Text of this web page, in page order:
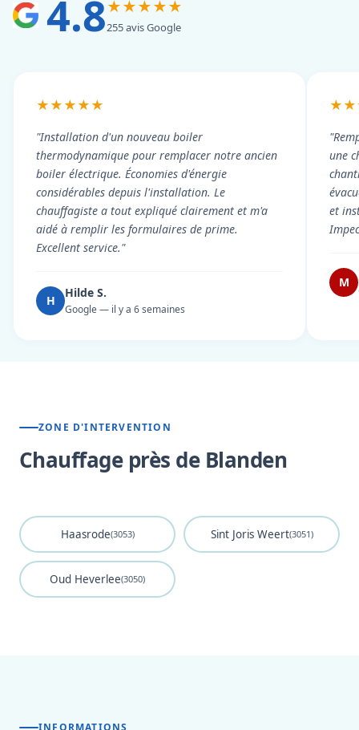
4.8★★★★★
255 avis Google
★★★★★
"Installation d'un nouveau boiler
thermodynamique pour remplacer notre ancien
boiler électrique. Économies d'énergie
considérables depuis l'installation. Le
chauffagiste a tout expliqué clairement et m'a
aidé à remplir les formulaires de prime.
Excellent service."
H
Hilde S.
Google — il y a 6 semaines
une
et
M
ZONE D'INTERVENTION
Chauffage près de Blanden
Haasrode(3053) Sint Joris Weert(3051)
Oud Heverlee(3050)